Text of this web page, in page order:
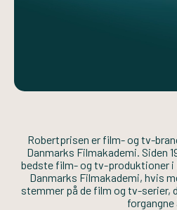
Robertprisen er film- og tv-
Danmarks Filmakademi. Siden
bedste film- og tv-produktioner i
Danmarks Filmakademi, hvis
stemmer på de film og tv-serier,
forgangne